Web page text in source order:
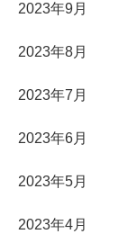
2023年9月
2023年8月
2023年7月
2023年6月
2023年5月
2023年4月